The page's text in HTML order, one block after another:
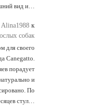
вид и…
Alina1988 к
собак
для своего
Canegatto.
порадует
и
По
стул…